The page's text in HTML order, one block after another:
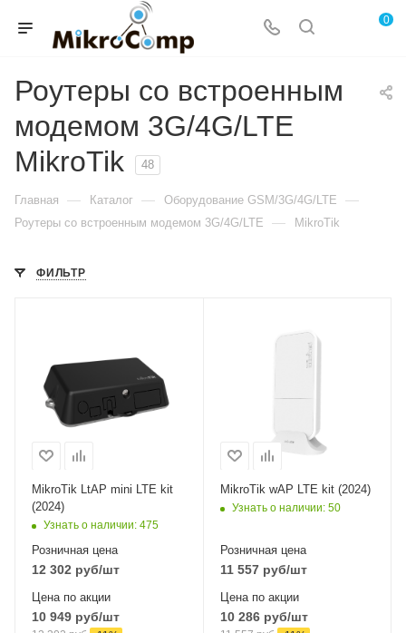
0
Роутеры со встроенным
модемом 3G/4G/LTE
MikroTik
48
Главная — Каталог — Оборудование GSM/3G/4G/LTE —
Роутеры со встроенным модемом 3G/4G/LTE — MikroTik
ФИЛЬТР
Один 2G / 3G / LTE6
Проводные,
оптические
интерфейсы
Ethernet
Wi-Fi интерфейсы
2.4 ГГц 802.11b/g/n
MIMO2x2
MikroTik LtAP mini LTE kit
(2024)
Узнать о наличии: 475
Розничная цена
12 302 руб/шт
Цена по акции
10 949 руб/шт
Один 2G / 3G / LTE
1x10/100 Mbps
Ethernet
Wi-Fi интерфейсы
2.4 ГГц 802.11b/g/n
MikroTik wAP LTE kit (2024)
Узнать о наличии: 50
Розничная цена
11 557руб/шт
Цена по акции
10 286руб/шт